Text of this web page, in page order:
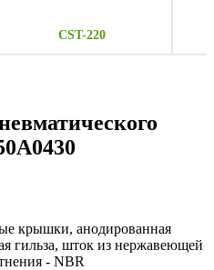
CST-220
крышки, анодированная
гильза, шток из нержавеющей
- NBR